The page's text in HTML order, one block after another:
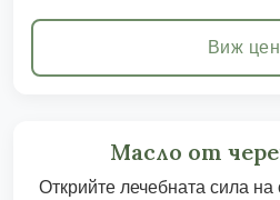
Виж
Масло от
Открийте лечебната сила